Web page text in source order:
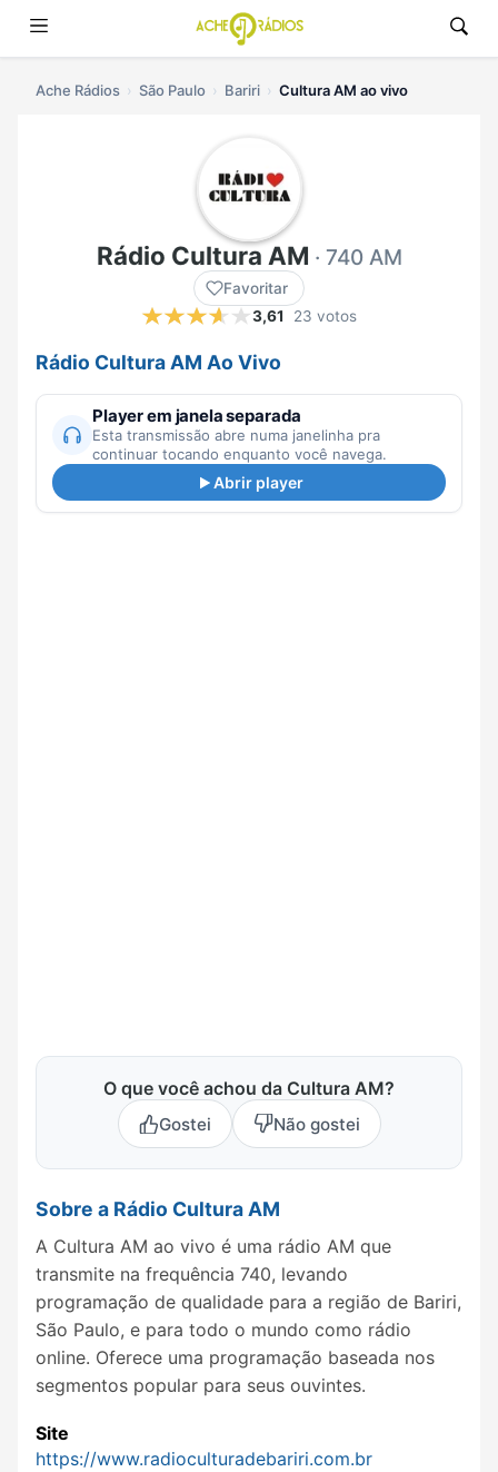
Ache Rádios São Paulo Bariri Cultura AM ao vivo
Rádio Cultura AM · 740 AM
Favoritar
3,61
23 votos
Rádio Cultura AM Ao Vivo
Player em janela separada
Esta transmissão abre numa janelinha pra
continuar tocando enquanto você navega.
Abrir player
O que você achou da Cultura AM?
Gostei Não gostei
Sobre a Rádio Cultura AM
A Cultura AM ao vivo é uma rádio AM que
transmite na frequência 740, levando
programação de qualidade para a região de Bariri,
São Paulo, e para todo o mundo como rádio
online. Oferece uma programação baseada nos
segmentos popular para seus ouvintes.
Site
https://www.radioculturadebariri.com.br